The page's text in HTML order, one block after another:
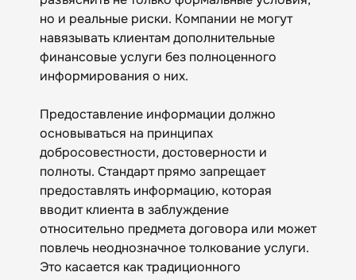
но и реальные риски. Компании не могут
навязывать клиентам дополнительные
финансовые услуги без полноценного
информирования о них.
Предоставление информации должно
основываться на принципах
добросовестности, достоверности и
полноты. Стандарт прямо запрещает
предоставлять информацию, которая
вводит клиента в заблуждение
относительно предмета договора или может
повлечь неоднозначное толкование услуги.
Это касается как традиционного